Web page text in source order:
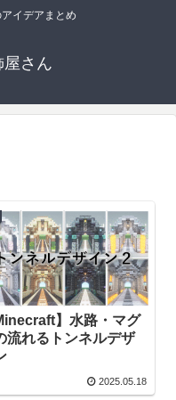
イデアまとめ
屋さん
】水路・マグ
流れるトンネルデザ
2025.05.18